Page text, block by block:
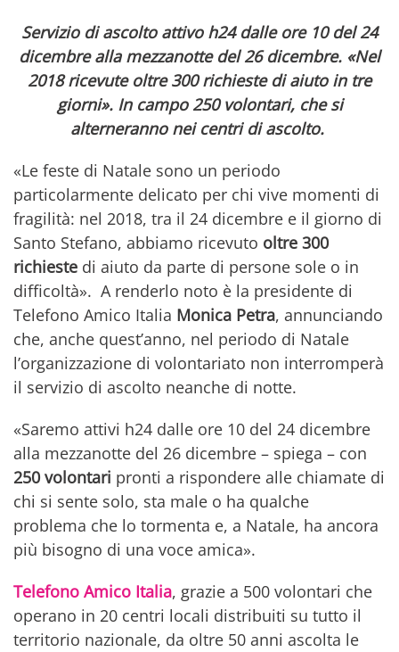
Servizio di ascolto attivo h24 dalle ore 10 del 24
dicembre alla mezzanotte del 26 dicembre. «Nel
2018 ricevute oltre 300 richieste di aiuto in tre
giorni». In campo 250 volontari, che si
alterneranno nei centri di ascolto.
«Le feste di Natale sono un periodo
particolarmente delicato per chi vive momenti di
fragilità: nel 2018, tra il 24 dicembre e il giorno di
Santo Stefano, abbiamo ricevuto oltre 300
richieste di aiuto da parte di persone sole o in
difficoltà». A renderlo noto è la presidente di
Telefono Amico Italia Monica Petra, annunciando
che, anche quest’anno, nel periodo di Natale
l’organizzazione di volontariato non interromperà
il servizio di ascolto neanche di notte.
«Saremo attivi h24 dalle ore 10 del 24 dicembre
alla mezzanotte del 26 dicembre – spiega – con
250 volontari pronti a rispondere alle chiamate di
chi si sente solo, sta male o ha qualche
problema che lo tormenta e, a Natale, ha ancora
più bisogno di una voce amica».
Telefono Amico Italia, grazie a 500 volontari che
operano in 20 centri locali distribuiti su tutto il
territorio nazionale, da oltre 50 anni ascolta le